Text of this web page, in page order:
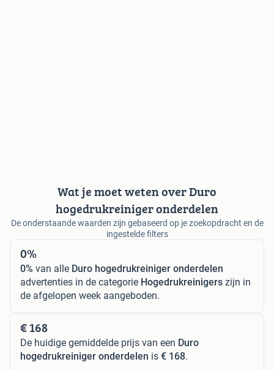
Wat je moet weten over Duro
hogedrukreiniger onderdelen
De onderstaande waarden zijn gebaseerd op je zoekopdracht en de
ingestelde filters
0%
0% van alle Duro hogedrukreiniger onderdelen
advertenties in de categorie Hogedrukreinigers zijn in
de afgelopen week aangeboden.
€ 168
De huidige gemiddelde prijs van een Duro
hogedrukreiniger onderdelen is € 168.